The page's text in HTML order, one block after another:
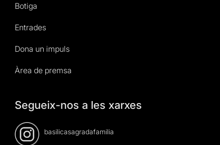
Botiga
Entrades
Dona un impuls
Àrea de premsa
Segueix-nos a les xarxes
basilicasagradafamilia